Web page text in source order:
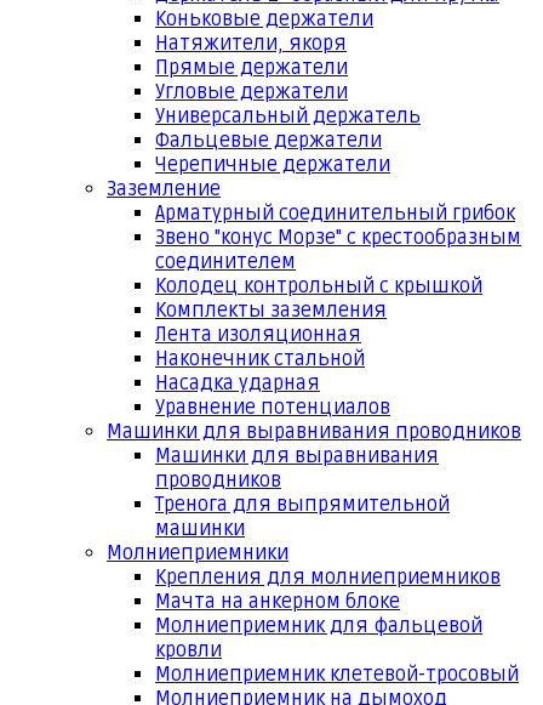
Коньковые держатели
Натяжители, якоря
Прямые держатели
Угловые держатели
Универсальный держатель
Фальцевые держатели
Черепичные держатели
Заземление
Арматурный соединительный грибок
Звено "конус Морзе" с крестообразным
соединителем
Колодец контрольный с крышкой
Комплекты заземления
Лента изоляционная
Наконечник стальной
Насадка ударная
Уравнение потенциалов
Машинки для выравнивания проводников
Машинки для выравнивания
проводников
Тренога для выпрямительной
машинки
Молниеприемники
Крепления для молниеприемников
Мачта на анкерном блоке
Молниеприемник для фальцевой
кровли
Молниеприемник клетевой-тросовый
Молниеприемник на дымоход